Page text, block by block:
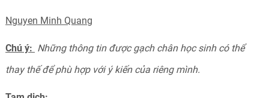
Nguyen Minh Quang
Chú ý: Những thông tin được gạch chân học sinh có thể
thay thế để phù hợp với ý kiến của riêng mình.